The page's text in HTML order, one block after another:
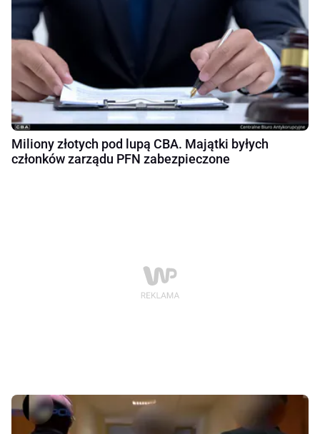
Miliony złotych pod lupą CBA. Majątki byłych
członków zarządu PFN zabezpieczone